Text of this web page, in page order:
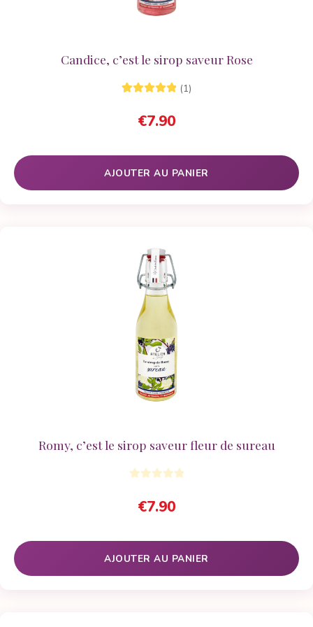
Candice, c’est le sirop saveur Rose
5 basé sur
(1)
€7.90
AJOUTER AU PANIER
Romy, c’est le sirop saveur fleur de sureau
€7.90
AJOUTER AU PANIER